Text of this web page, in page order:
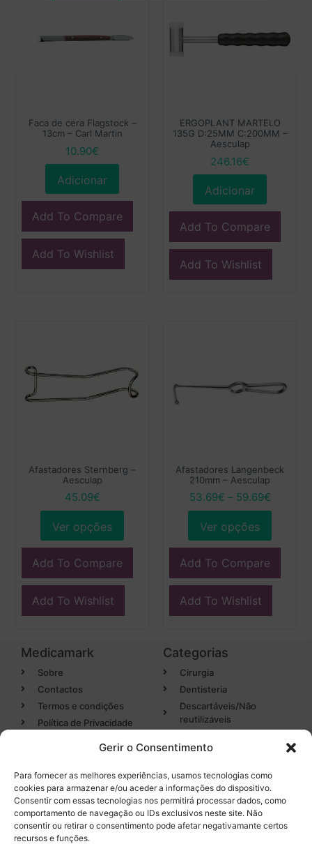
Gerir o Consentimento
Para fornecer as melhores experiências, usamos tecnologias como
cookies para armazenar e/ou aceder a informações do dispositivo.
Consentir com essas tecnologias nos permitirá processar dados, como
comportamento de navegação ou IDs exclusivos neste site. Não
consentir ou retirar o consentimento pode afetar negativamante certos
recursos e funções.
Faca de cera Flagstock –
13cm – Carl Martin
10.90€
Adicionar
Add To Compare
Add To Wishlist
ERGOPLANT MARTELO
135G D:25MM C:200MM –
Aesculap
246.16€
Adicionar
Add To Compare
Add To Wishlist
Afastadores Sternberg –
Aesculap
45.09€
Ver opções
Add To Compare
Add To Wishlist
Afastadores Langenbeck
210mm – Aesculap
53.69€ – 59.69€
Ver opções
Add To Compare
Add To Wishlist
Medicamark
Sobre
Contactos
Termos e condições
Política de Privacidade
Categorias
Cirurgia
Dentisteria
Descartáveis/Não
reutilizáveis
Desinfectantes
Categorias
Endodontia
Higiene Oral
Entregas em 24h
de produtos em stock